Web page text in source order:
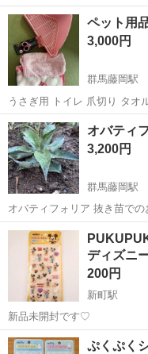
体を出品します。 幼魚x1 若
(親魚は要相談) 毎
群馬 藤岡市 北藤岡駅
ペット用
3,000円
群馬藤岡駅
うさぎ用 トイレ 爪切り タオル ヒーター2類
ムノーリターンでお願い致し
群馬 藤岡市
オバティ
3,200円
群馬藤岡駅
オバティフォリア 抜き苗で
渡します
群馬 藤岡市
ディズニ
200円
新町駅
新品未開封です♡
群馬 藤岡市 新町駅
ぷくぷく